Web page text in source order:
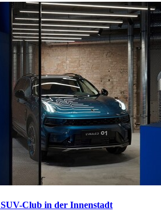
SUV-Club in der Innenstadt